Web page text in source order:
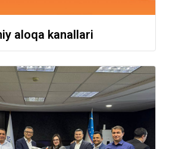
aloqa kanallari